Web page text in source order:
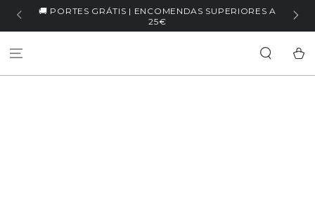
IR PARA O
CONTEÚDO
🏷️ WELCOME5 | -5% NA PRIMEIRA COMPRA
A